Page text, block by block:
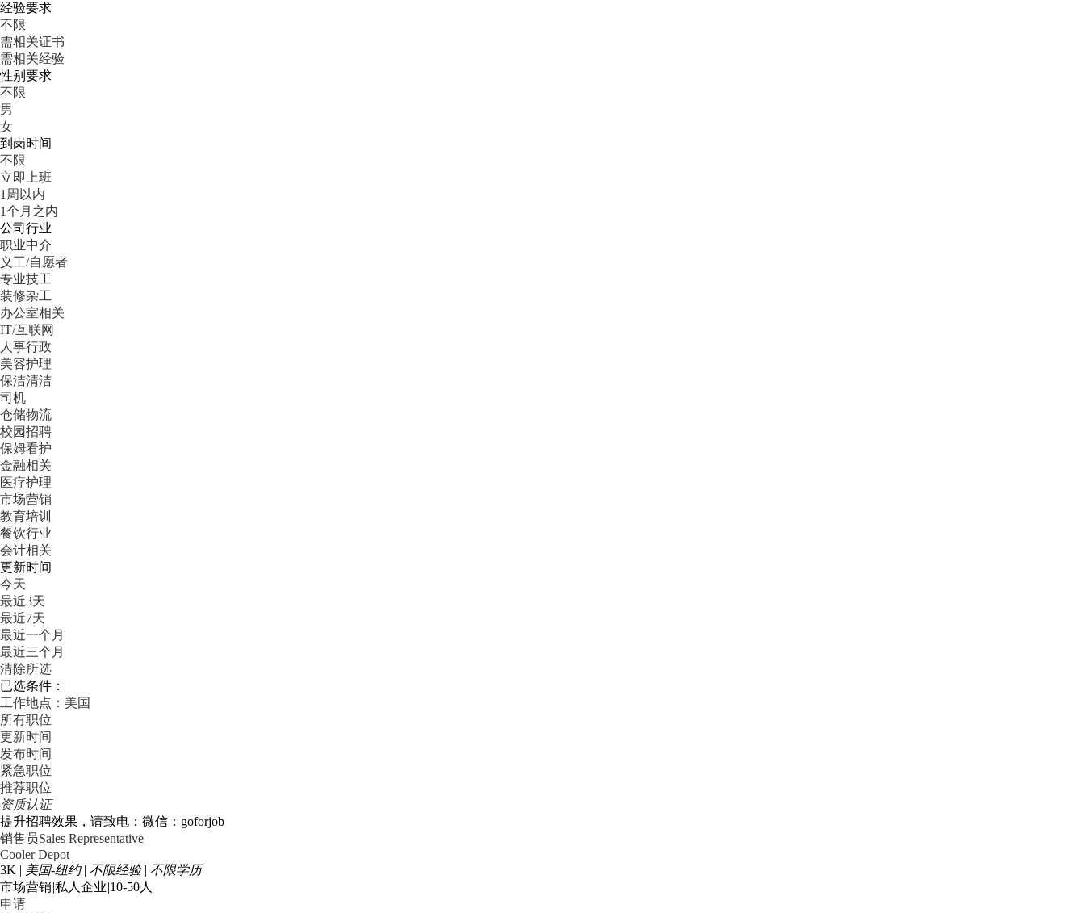
经验要求
不限
需相关证书
需相关经验
性别要求
不限
男
女
到岗时间
不限
立即上班
1周以内
1个月之内
公司行业
职业中介
义工/自愿者
专业技工
装修杂工
办公室相关
IT/互联网
人事行政
美容护理
保洁清洁
司机
仓储物流
校园招聘
保姆看护
金融相关
医疗护理
市场营销
教育培训
餐饮行业
会计相关
更新时间
今天
最近3天
最近7天
最近一个月
最近三个月
清除所选
已选条件：
工作地点：美国
所有职位
更新时间
发布时间
紧急职位
推荐职位
资质认证
提升招聘效果，请致电：微信：goforjob
销售员Sales Representative
Cooler Depot
3K | 美国-纽约 | 不限经验 | 不限学历
市场营销|私人企业|10-50人
申请